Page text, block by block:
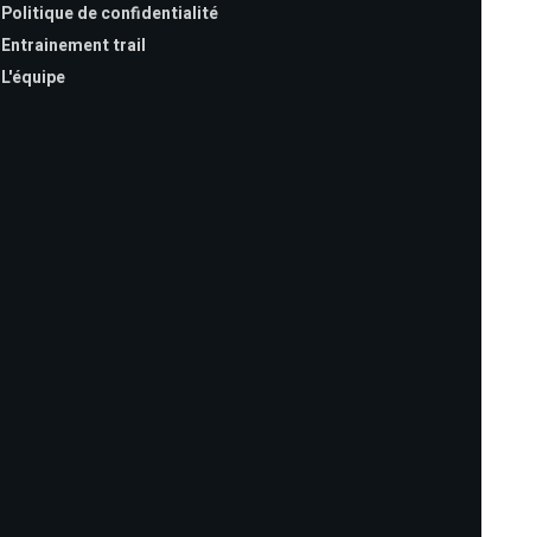
Politique de confidentialité
Entrainement trail
L'équipe